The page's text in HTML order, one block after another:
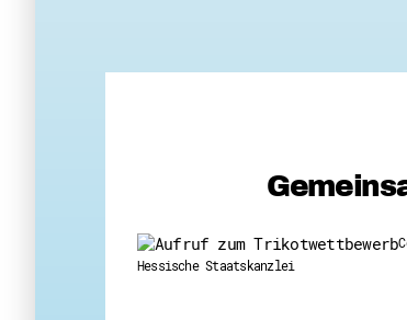
Hessische Staatskanzlei